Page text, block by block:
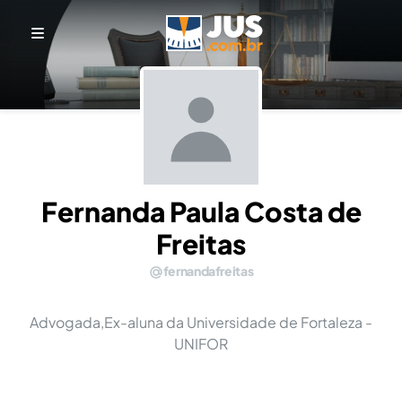
Fernanda Paula Costa de
Freitas
fernandafreitas
Advogada,Ex-aluna da Universidade de Fortaleza -
UNIFOR